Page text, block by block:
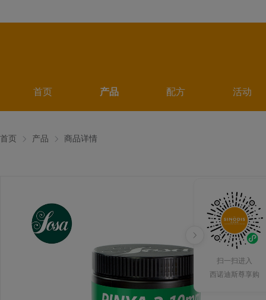
首页 产品 配方 活动
扫一扫进入
西诺迪斯尊享购
首页 产品 商品详情